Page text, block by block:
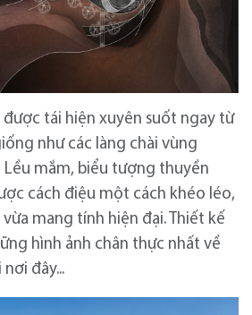
được tái hiện xuyên suốt ngay từ
như các làng chài vùng
Lều mắm, biểu tượng thuyền
cách điệu một cách khéo léo,
mang tính hiện đại. Thiết kế
hình ảnh chân thực nhất về
đây...